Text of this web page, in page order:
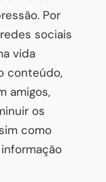
Por
sociais
vida
conteúdo,
amigos,
os
como